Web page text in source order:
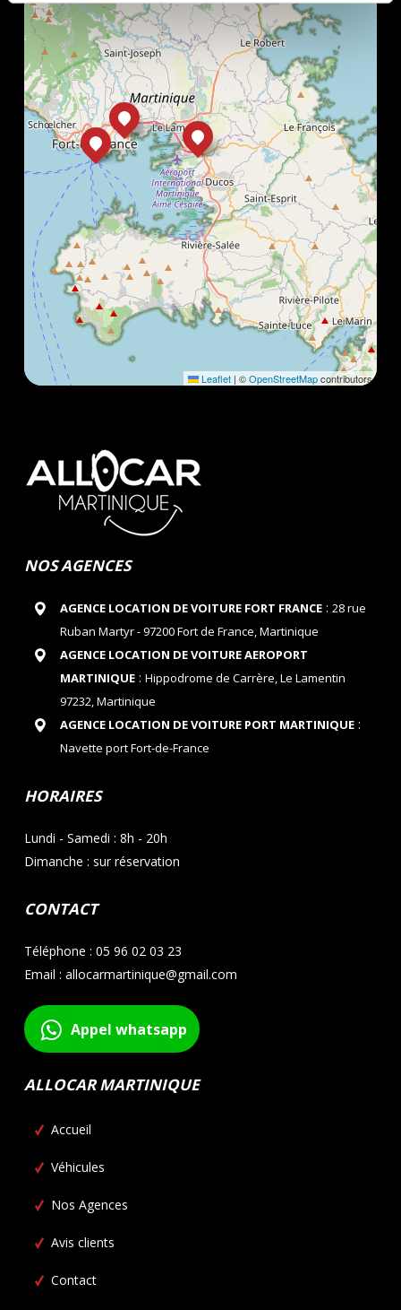
Leaflet | ©OpenStreetMapcontributors
NOS AGENCES
AGENCE LOCATION DE VOITURE FORT FRANCE: 28 rue
Ruban Martyr - 97200 Fort de France, Martinique
AGENCE LOCATION DE VOITURE AEROPORT
MARTINIQUE: Hippodrome de Carrère, Le Lamentin
97232, Martinique
AGENCE LOCATION DE VOITURE PORT MARTINIQUE:
Navette port Fort-de-France
HORAIRES
Lundi - Samedi : 8h - 20h
Dimanche : sur réservation
CONTACT
Téléphone : 05 96 02 03 23
Email : allocarmartinique@gmail.com
Appel whatsapp
ALLOCAR MARTINIQUE
Accueil
Véhicules
Nos Agences
Avis clients
Contact